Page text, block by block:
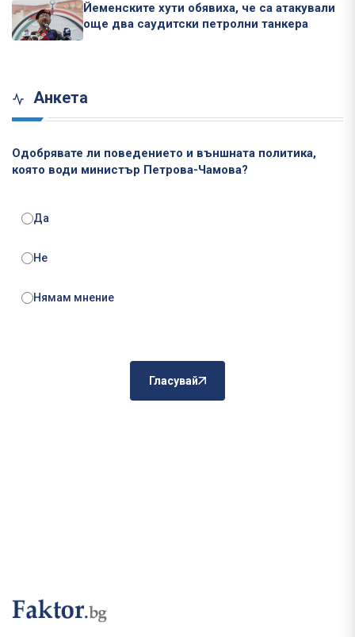
Йеменските хути обявиха, че са атакували
още два саудитски петролни танкера
Анкета
Одобрявате ли поведението и външната политика,
която води министър Петрова-Чамова?
Да
Не
Нямам мнение
Гласувай